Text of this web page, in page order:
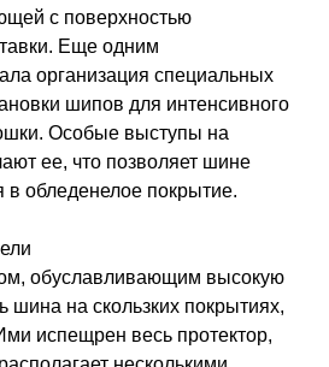
с поверхностью
Еще одним
организация специальных
шипов для интенсивного
Особые выступы на
ее, что позволяет шине
в обледенелое покрытие.
обуславливающим высокую
шина на скользких покрытиях,
испещрен весь протектор,